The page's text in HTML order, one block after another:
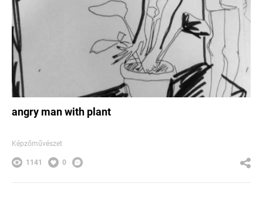
angry man with plant
Képzőművészet
1141 0